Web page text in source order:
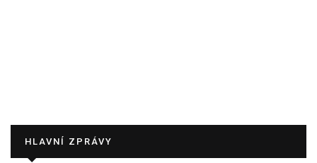
HLAVNÍ ZPRÁVY